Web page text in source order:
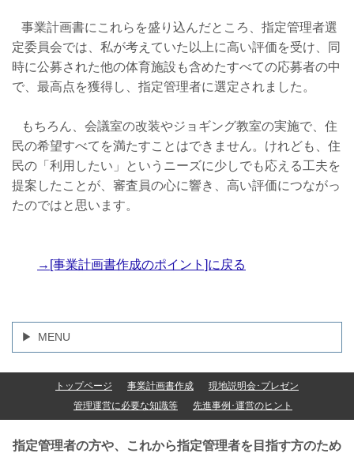
事業計画書にこれらを盛り込んだところ、指定管理者選
定委員会では、私が考えていた以上に高い評価を受け、同
時に公募された他の体育施設も含めたすべての応募者の中
で、最高点を獲得し、指定管理者に選定されました。
もちろん、会議室の改装やジョギング教室の実施で、住
民の希望すべてを満たすことはできません。けれども、住
民の「利用したい」というニーズに少しでも応える工夫を
提案したことが、審査員の心に響き、高い評価につながっ
たのではと思います。
→[事業計画書作成のポイント]に戻る
MENU
トップページ 事業計画書作成
現地説明会･プレゼン
管理運営に必要な知識等
先進事例･運営のヒント
指定管理者の方や、これから指定管理者を目指す方のため